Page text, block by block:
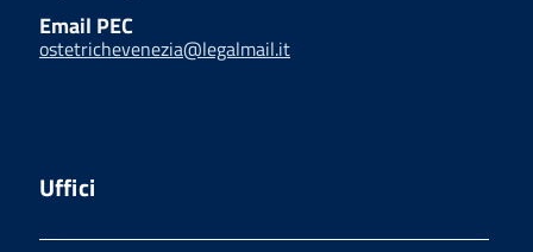
Email PEC
ostetrichevenezia@legalmail.it
Uffici